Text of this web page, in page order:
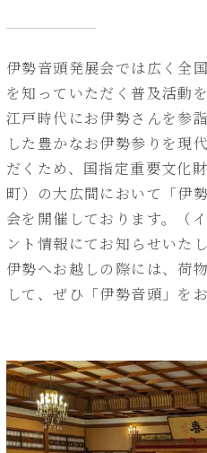
伊勢音頭発展会では広く全
を知っていただく普及活動
江戸時代にお伊勢さんを参
した豊かなお伊勢参りを現
だくため、国指定重要文化
町）の大広間において「伊
会を開催しております。（
ント情報にてお知らせいたし
伊勢へお越しの際には、荷
して、ぜひ「伊勢音頭」を